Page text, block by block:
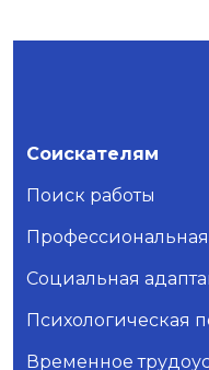
Соискателям
Поиск работы
Социальная
Психологическая
Временное